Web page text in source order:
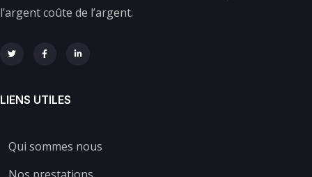
l’argent coûte de l’argent.
LIENS UTILES
Qui sommes nous